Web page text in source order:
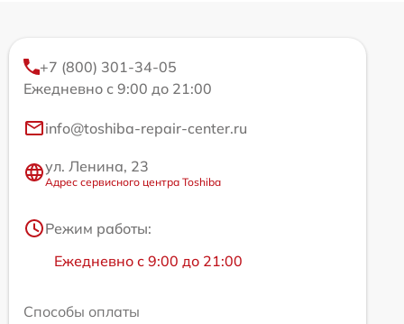
+7 (800) 301-34-05
Ежедневно с 9:00 до 21:00
info@toshiba-repair-center.ru
ул. Ленина, 23
Адрес сервисного центра Toshiba
Режим работы:
Ежедневно с 9:00 до 21:00
Способы оплаты